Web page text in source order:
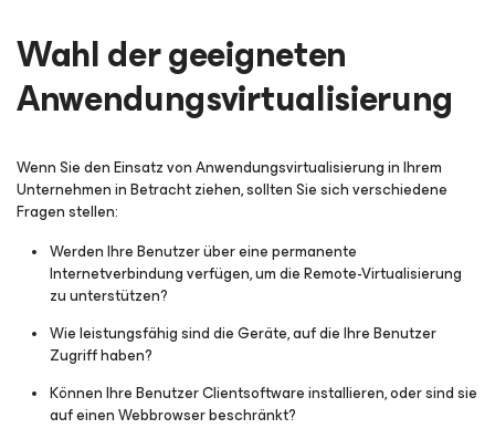
Wahl der geeigneten
Anwendungsvirtualisierung
Wenn Sie den Einsatz von Anwendungsvirtualisierung in Ihrem
Unternehmen in Betracht ziehen, sollten Sie sich verschiedene
Fragen stellen:
Werden Ihre Benutzer über eine permanente
Internetverbindung verfügen, um die Remote-Virtualisierung
zu unterstützen?
Wie leistungsfähig sind die Geräte, auf die Ihre Benutzer
Zugriff haben?
Können Ihre Benutzer Clientsoftware installieren, oder sind sie
auf einen Webbrowser beschränkt?